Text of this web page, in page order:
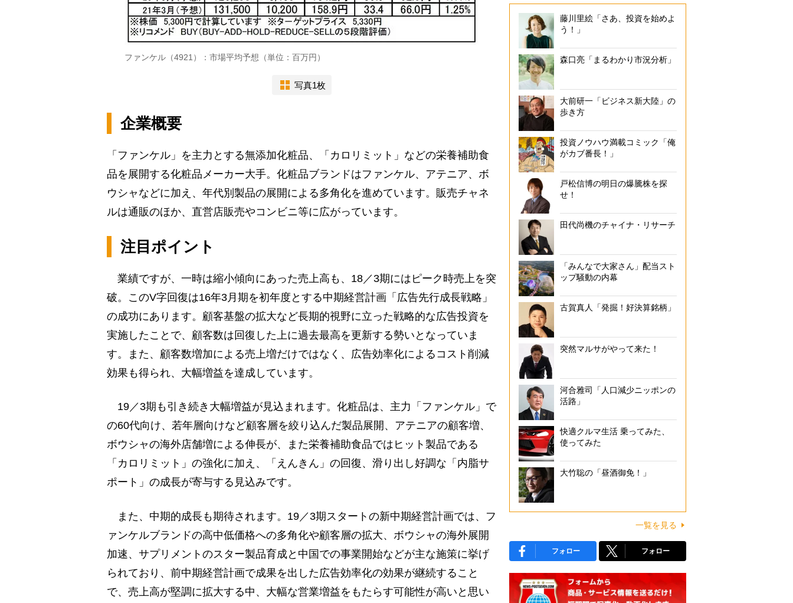
ファンケル（4921）：市場平均予想（単位：百万円）
写真1枚
企業概要
「ファンケル」を主力とする無添加化粧品、「カロリミット」などの栄養補助食
品を展開する化粧品メーカー大手。化粧品ブランドはファンケル、アテニア、ボ
ウシャなどに加え、年代別製品の展開による多角化を進めています。販売チャネ
ルは通販のほか、直営店販売やコンビニ等に広がっています。
注目ポイント
業績ですが、一時は縮小傾向にあった売上高も、18／3期にはピーク時売上を突
破。このV字回復は16年3月期を初年度とする中期経営計画「広告先行成長戦略」
の成功にあります。顧客基盤の拡大など長期的視野に立った戦略的な広告投資を
実施したことで、顧客数は回復した上に過去最高を更新する勢いとなっていま
す。また、顧客数増加による売上増だけではなく、広告効率化によるコスト削減
効果も得られ、大幅増益を達成しています。
19／3期も引き続き大幅増益が見込まれます。化粧品は、主力「ファンケル」で
の60代向け、若年層向けなど顧客層を絞り込んだ製品展開、アテニアの顧客増、
ボウシャの海外店舗増による伸長が、また栄養補助食品ではヒット製品である
「カロリミット」の強化に加え、「えんきん」の回復、滑り出し好調な「内脂サ
ポート」の成長が寄与する見込みです。
また、中期的成長も期待されます。19／3期スタートの新中期経営計画では、フ
ァンケルブランドの高中低価格への多角化や顧客層の拡大、ボウシャの海外展開
加速、サプリメントのスター製品育成と中国での事業開始などが主な施策に挙げ
られており、前中期経営計画で成果を出した広告効率化の効果が継続すること
で、売上高が堅調に拡大する中、大幅な営業増益をもたらす可能性が高いと思い
藤川里絵「さあ、投資を始めよ
う！」
森口亮「まるわかり市況分析」
大前研一「ビジネス新大陸」の
歩き方
投資ノウハウ満載コミック「俺
がカブ番長！」
戸松信博の明日の爆騰株を探
せ！
田代尚機のチャイナ・リサーチ
「みんなで大家さん」配当スト
ップ騒動の内幕
古賀真人「発掘！好決算銘柄」
突然マルサがやって来た！
河合雅司「人口減少ニッポンの
活路」
快適クルマ生活 乗ってみた、
使ってみた
大竹聡の「昼酒御免！」
一覧を見る
フォロー フォロー